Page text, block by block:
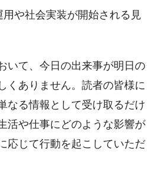
や社会実装が開始される見
いて、今日の出来事が明日の
くありません。読者の皆様に
なる情報として受け取るだけ
活や仕事にどのような影響が
応じて行動を起こしていただ